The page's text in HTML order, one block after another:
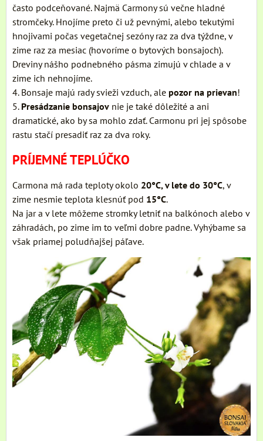
často podceňované. Najmä Carmony sú večne hladné
stromčeky. Hnojíme preto či už pevnými, alebo tekutými
hnojivami počas vegetačnej sezóny raz za dva týždne, v
zime raz za mesiac (hovoríme o bytových bonsajoch).
Dreviny nášho podnebného pásma zimujú v chlade a v
zime ich nehnojíme.
4. Bonsaje majú rady svieži vzduch, ale pozor na prievan!
5. Presádzanie bonsajov nie je také dôležité a ani
dramatické, ako by sa mohlo zdať. Carmonu pri jej spôsobe
rastu stačí presadiť raz za dva roky.
PRÍJEMNÉ TEPLÚČKO
Carmona má rada teploty okolo 20°C, v lete do 30°C, v
zime nesmie teplota klesnúť pod 15°C.
Na jar a v lete môžeme stromky letniť na balkónoch alebo v
záhradách, po zime im to veľmi dobre padne. Vyhýbame sa
však priamej poludňajšej páľave.